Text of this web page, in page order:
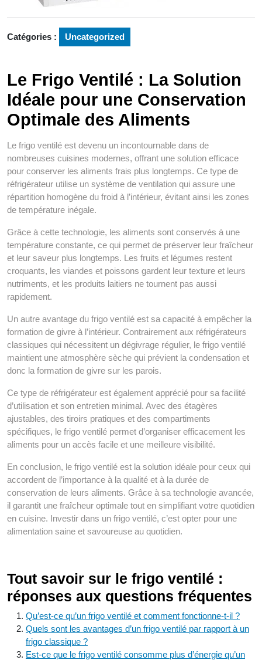
Catégories : Uncategorized
Le Frigo Ventilé : La Solution
Idéale pour une Conservation
Optimale des Aliments
Le frigo ventilé est devenu un incontournable dans de
nombreuses cuisines modernes, offrant une solution efficace
pour conserver les aliments frais plus longtemps. Ce type de
réfrigérateur utilise un système de ventilation qui assure une
répartition homogène du froid à l’intérieur, évitant ainsi les zones
de température inégale.
Grâce à cette technologie, les aliments sont conservés à une
température constante, ce qui permet de préserver leur fraîcheur
et leur saveur plus longtemps. Les fruits et légumes restent
croquants, les viandes et poissons gardent leur texture et leurs
nutriments, et les produits laitiers ne tournent pas aussi
rapidement.
Un autre avantage du frigo ventilé est sa capacité à empêcher la
formation de givre à l’intérieur. Contrairement aux réfrigérateurs
classiques qui nécessitent un dégivrage régulier, le frigo ventilé
maintient une atmosphère sèche qui prévient la condensation et
donc la formation de givre sur les parois.
Ce type de réfrigérateur est également apprécié pour sa facilité
d’utilisation et son entretien minimal. Avec des étagères
ajustables, des tiroirs pratiques et des compartiments
spécifiques, le frigo ventilé permet d’organiser efficacement les
aliments pour un accès facile et une meilleure visibilité.
En conclusion, le frigo ventilé est la solution idéale pour ceux qui
accordent de l’importance à la qualité et à la durée de
conservation de leurs aliments. Grâce à sa technologie avancée,
il garantit une fraîcheur optimale tout en simplifiant votre quotidien
en cuisine. Investir dans un frigo ventilé, c’est opter pour une
alimentation saine et savoureuse au quotidien.
Tout savoir sur le frigo ventilé :
réponses aux questions fréquentes
Qu’est-ce qu’un frigo ventilé et comment fonctionne-t-il ?
Quels sont les avantages d’un frigo ventilé par rapport à un
frigo classique ?
Est-ce que le frigo ventilé consomme plus d’énergie qu’un